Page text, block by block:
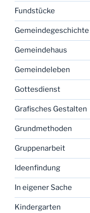
Fundstücke
Gemeindegeschichte
Gemeindehaus
Gemeindeleben
Gottesdienst
Grafisches Gestalten
Grundmethoden
Gruppenarbeit
Ideenfindung
In eigener Sache
Kindergarten